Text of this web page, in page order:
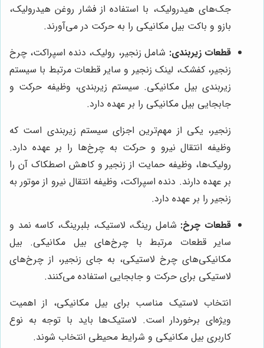
جک‌های هیدرولیک، با استفاده از فشار روغن هیدرولیک،
بازو و باکت بیل مکانیکی را به حرکت در می‌آورند.
قطعات زیربندی: شامل زنجیر، رولیک، دنده اسپراکت، چرخ
زنجیر، کفشک، لینک زنجیر و سایر قطعات مرتبط با سیستم
زیربندی بیل مکانیکی. سیستم زیربندی، وظیفه حرکت و
جابجایی بیل مکانیکی را بر عهده دارد.
زنجیر، یکی از مهم‌ترین اجزای سیستم زیربندی است که
وظیفه انتقال نیرو و حرکت به چرخ‌ها را بر عهده دارد.
رولیک‌ها، وظیفه حمایت از زنجیر و کاهش اصطکاک آن را
بر عهده دارند. دنده اسپراکت، وظیفه انتقال نیرو از موتور به
زنجیر را بر عهده دارد.
قطعات چرخ: شامل رینگ، لاستیک، بلبرینگ، کاسه نمد و
سایر قطعات مرتبط با چرخ‌های بیل مکانیکی. بیل
مکانیکی‌های چرخ لاستیکی، به جای زنجیر، از چرخ‌های
لاستیکی برای حرکت و جابجایی استفاده می‌کنند.
انتخاب لاستیک مناسب برای بیل مکانیکی، از اهمیت
ویژه‌ای برخوردار است. لاستیک‌ها باید با توجه به نوع
کاربری بیل مکانیکی و شرایط محیطی انتخاب شوند.